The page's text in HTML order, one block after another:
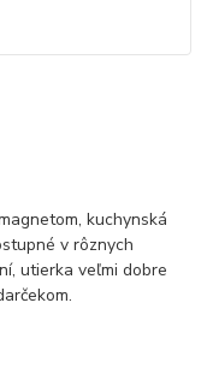
kuchynská
v rôznych
utierka veľmi dobre